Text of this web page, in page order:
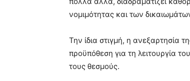
νομιμότητας και των
Την ίδια στιγμή, η ανεξαρτησία
προϋπόθεση για τη λειτουργία
τους θεσμούς.